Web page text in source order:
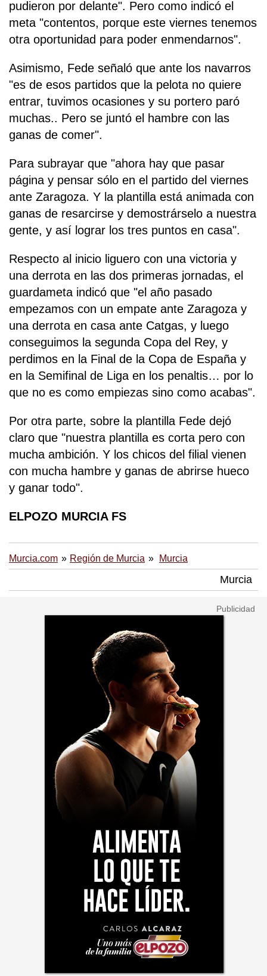
pudieron por delante". Pero como indicó el
meta "contentos, porque este viernes tenemos
otra oportunidad para poder enmendarnos".
Asimismo, Fede señaló que ante los navarros
"es de esos partidos que la pelota no quiere
entrar, tuvimos ocasiones y su portero paró
muchas.. Pero se juntó el hambre con las
ganas de comer".
Para subrayar que "ahora hay que pasar
página y pensar sólo en el partido del viernes
ante Zaragoza. Y la plantilla está animada con
ganas de resarcirse y demostrárselo a nuestra
gente, y así lograr los tres puntos en casa".
Respecto al inicio liguero con una victoria y
una derrota en las dos primeras jornadas, el
guardameta indicó que "el año pasado
empezamos con un empate ante Zaragoza y
una derrota en casa ante Catgas, y luego
conseguimos la segunda Copa del Rey, y
perdimos en la Final de la Copa de España y
en la Semifinal de Liga en los penaltis… por lo
que no es como empiezas sino como acabas".
Por otra parte, sobre la plantilla Fede dejó
claro que "nuestra plantilla es corta pero con
mucha ambición. Y los chicos del filial vienen
con mucha hambre y ganas de abrirse hueco
y ganar todo".
ELPOZO MURCIA FS
Murcia.com Región de Murcia Murcia
Murcia